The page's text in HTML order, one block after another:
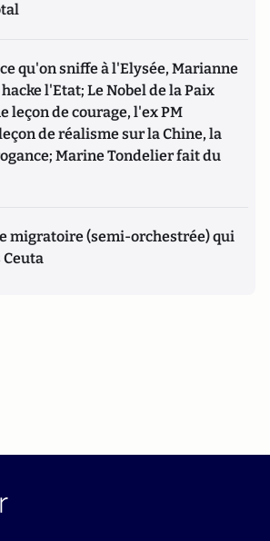
qu'on sniffe à l'Elysée, Marianne
l'Etat; Le Nobel de la Paix
leçon de courage, l'ex PM
de réalisme sur la Chine, la
Marine Tondelier fait du
migratoire (semi-orchestrée) qui